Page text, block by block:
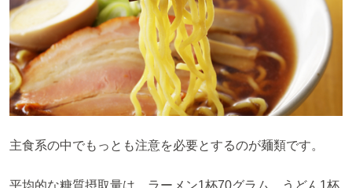
主食系の中でもっとも注意を必要とするのが麺類です。
平均的な糖質摂取量は、ラーメン1杯70グラム、うどん1杯